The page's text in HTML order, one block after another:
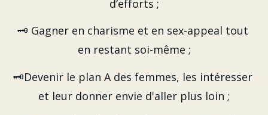
d’efforts ;
🗝️ Gagner en charisme et en sex-appeal tout
en restant soi-même ;
🗝️Devenir le plan A des femmes, les intéresser
et leur donner envie d'aller plus loin ;